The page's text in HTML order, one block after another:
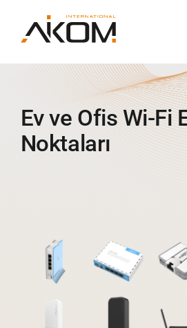
content
Şirket
Marka Portföyü
İletişim
Ev ve Ofis Wi-Fi
Noktaları